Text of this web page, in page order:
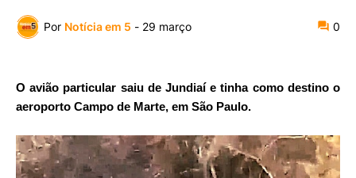
Por Notícia em 5 - 29 março 0
O avião particular saiu de Jundiaí e tinha como destino o
aeroporto Campo de Marte, em São Paulo.